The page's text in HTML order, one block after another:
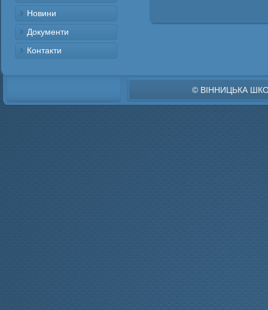
Новини
Документи
Контакти
© ВІННИЦЬКА